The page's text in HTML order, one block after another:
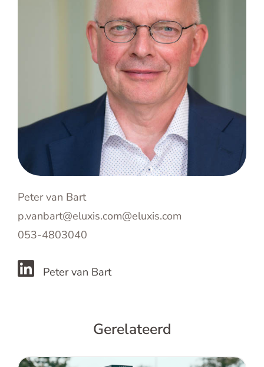
Peter van Bart
p.vanbart@eluxis.com@eluxis.com
053-4803040
Peter van Bart
Gerelateerd